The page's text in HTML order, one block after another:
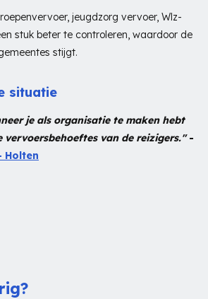
jeugdzorg vervoer, Wlz-
stuk beter te controleren, waardoor de
stijgt.
situatie
je als organisatie te maken hebt
vervoersbehoeftes van de reizigers."-
Holten